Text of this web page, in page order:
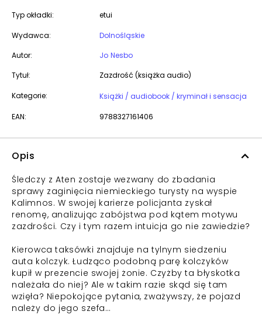
Typ okładki: etui
Wydawca:
Dolnośląskie
Autor:
Jo Nesbo
Tytuł:
Zazdrość (książka audio)
Kategorie: Książki / audiobook / kryminał i sensacja
EAN: 9788327161406
Opis
Śledczy z Aten zostaje wezwany do zbadania
sprawy zaginięcia niemieckiego turysty na wyspie
Kalimnos. W swojej karierze policjanta zyskał
renomę, analizując zabójstwa pod kątem motywu
zazdrości. Czy i tym razem intuicja go nie zawiedzie?
Kierowca taksówki znajduje na tylnym siedzeniu
auta kolczyk. Łudząco podobną parę kolczyków
kupił w prezencie swojej żonie. Czyżby ta błyskotka
należała do niej? Ale w takim razie skąd się tam
wzięła? Niepokojące pytania, zważywszy, że pojazd
należy do jego szefa…